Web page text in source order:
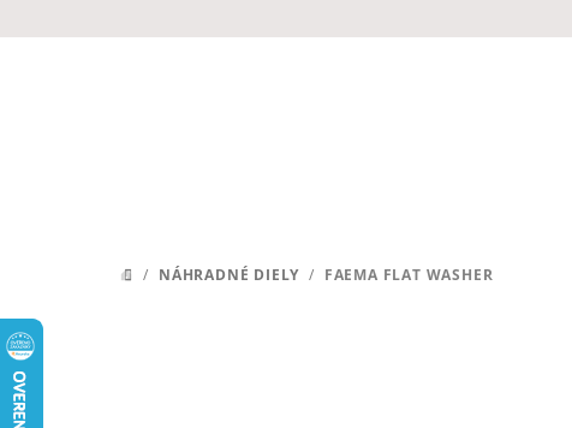
na
DOMOV
/ NÁHRADNÉ DIELY / FAEMA FLAT WASHER